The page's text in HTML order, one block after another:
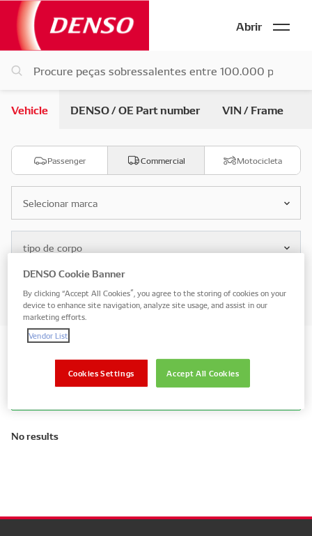
Abrir
Vehicle DENSO / OE Part number VIN / Frame
Passenger Commercial Motocicleta
Selecionar marca
tipo de corpo
Selecione o modelo
Search by vehicle partes
No results
DENSO Cookie Banner
By clicking “Accept All Cookies”, you agree to the storing of cookies on your
device to enhance site navigation, analyze site usage, and assist in our
marketing efforts.
Vendor List
Accept All Cookies
Cookies Settings